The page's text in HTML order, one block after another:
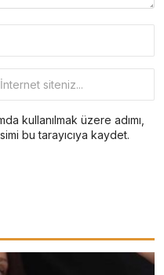
kullanılmak üzere adımı,
bu tarayıcıya kaydet.